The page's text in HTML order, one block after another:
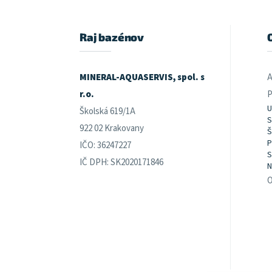
Raj bazénov
MINERAL-AQUASERVIS, spol. s
r.o.
Školská 619/1A
922 02 Krakovany
IČO: 36247227
IČ DPH: SK2020171846